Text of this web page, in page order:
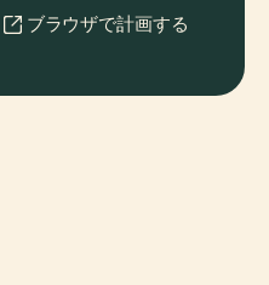
ブラウザで計画する